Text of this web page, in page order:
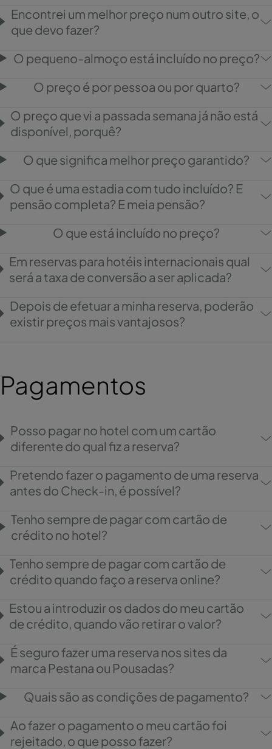
Encontrei um melhor preço num outro site, o
que devo fazer?
O pequeno-almoço está incluído no preço?
O preço é por pessoa ou por quarto?
O preço que vi a passada semana já não está
disponível, porquê?
O que significa melhor preço garantido?
O que é uma estadia com tudo incluído? E
pensão completa? E meia pensão?
O que está incluído no preço?
Em reservas para hotéis internacionais qual
será a taxa de conversão a ser aplicada?
Depois de efetuar a minha reserva, poderão
existir preços mais vantajosos?
Pagamentos
Posso pagar no hotel com um cartão
diferente do qual fiz a reserva?
Pretendo fazer o pagamento de uma reserva
antes do Check-in, é possível?
Tenho sempre de pagar com cartão de
crédito no hotel?
Tenho sempre de pagar com cartão de
crédito quando faço a reserva online?
Estou a introduzir os dados do meu cartão
de crédito, quando vão retirar o valor?
É seguro fazer uma reserva nos sites da
marca Pestana ou Pousadas?
Quais são as condições de pagamento?
Ao fazer o pagamento o meu cartão foi
rejeitado, o que posso fazer?